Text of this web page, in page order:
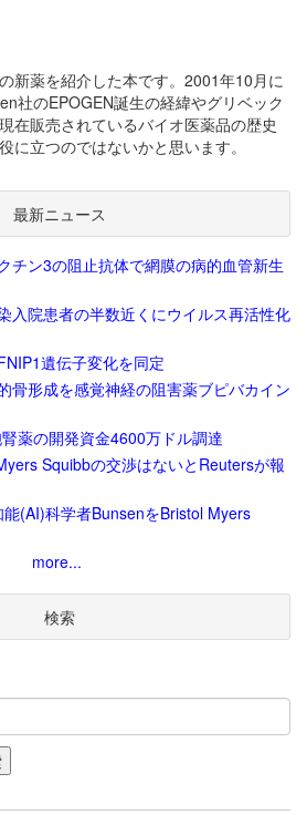
新薬を紹介した本です。2001年10月に
社のEPOGEN誕生の経緯やグリベック
在販売されているバイオ医薬品の歴史
に立つのではないかと思います。
最新ニュース
チン3の阻止抗体で網膜の病的血管新生
入院患者の半数近くにウイルス再活性化
遺伝子変化を同定
骨形成を感覚神経の阻害薬ブピバカイン
薬の開発資金4600万ドル調達
Squibbの交渉はないとReutersが報
(AI)科学者BunsenをBristol Myers
more...
検索